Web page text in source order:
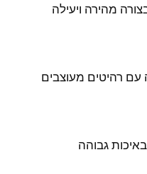
מהירה ויעילה
עם רהיטים מעוצבים
גבוהה